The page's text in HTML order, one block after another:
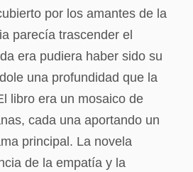
por los amantes de la
parecía trascender el
era pudiera haber sido su
una profundidad que la
libro era un mosaico de
cada una aportando un
principal. La novela
de la empatía y la